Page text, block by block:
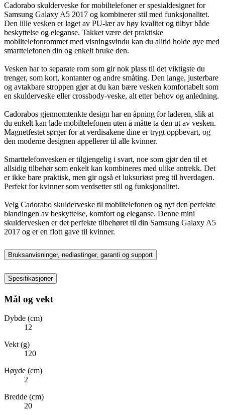
Cadorabo skulderveske for mobiltelefoner er spesialdesignet for
Samsung Galaxy A5 2017 og kombinerer stil med funksjonalitet.
Den lille vesken er laget av PU-lær av høy kvalitet og tilbyr både
beskyttelse og eleganse. Takket være det praktiske
mobiltelefonrommet med visningsvindu kan du alltid holde øye med
smarttelefonen din og enkelt bruke den.
Vesken har to separate rom som gir nok plass til det viktigste du
trenger, som kort, kontanter og andre småting. Den lange, justerbare
og avtakbare stroppen gjør at du kan bære vesken komfortabelt som
en skulderveske eller crossbody-veske, alt etter behov og anledning.
Cadorabos gjennomtenkte design har en åpning for laderen, slik at
du enkelt kan lade mobiltelefonen uten å måtte ta den ut av vesken.
Magnetfestet sørger for at verdisakene dine er trygt oppbevart, og
den moderne designen appellerer til alle kvinner.
Smarttelefonvesken er tilgjengelig i svart, noe som gjør den til et
allsidig tilbehør som enkelt kan kombineres med ulike antrekk. Det
er ikke bare praktisk, men gir også et luksuriøst preg til hverdagen.
Perfekt for kvinner som verdsetter stil og funksjonalitet.
Velg Cadorabo skulderveske til mobiltelefonen og nyt den perfekte
blandingen av beskyttelse, komfort og eleganse. Denne mini
skuldervesken er det perfekte tilbehøret til din Samsung Galaxy A5
2017 og er en flott gave til kvinner.
Bruksanvisninger, nedlastinger, garanti og support
Spesifikasjoner
Mål og vekt
Dybde (cm)
12
Vekt (g)
120
Høyde (cm)
2
Bredde (cm)
20